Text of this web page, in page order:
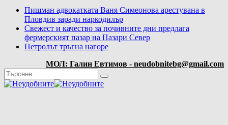
Пишман адвокатката Ваня Симеонова арестувана в
Пловдив заради наркодилър
Свежест и качество за почивните дни предлага
фермерският пазар на Пазари Север
Петролът тръгна нагоре
МОЛ: Галин Евтимов - neudobnitebg@gmail.com